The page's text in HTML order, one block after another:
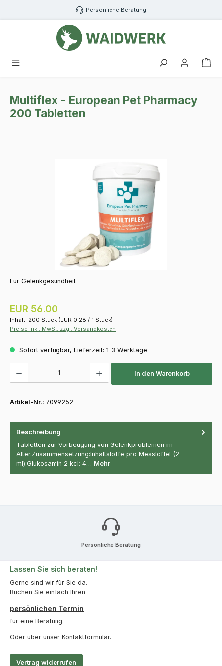
Zum Hauptinhalt springen Persönliche Beratung
Multiflex - European Pet Pharmacy
200 Tabletten
Für Gelenkgesundheit
Regulärer Preis:
EUR 56.00
Inhalt: 200 Stück (EUR 0.28 / 1 Stück)
Preise inkl. MwSt. zzgl. Versandkosten
Sofort verfügbar, Lieferzeit: 1-3 Werktage
In den Warenkorb
Artikel-Nr.: 7099252
Beschreibung
Tabletten zur Vorbeugung von Gelenkproblemen im
Alter.Zusammensetzung:Inhaltstoffe pro Messlöffel (2
ml):Glukosamin 2 kcl: 4… Mehr
Persönliche Beratung
Lassen Sie sich beraten!
Gerne sind wir für Sie da.
Buchen Sie einfach Ihren
persönlichen Termin
für eine Beratung.
Oder über unser Kontaktformular.
Vertrag widerrufen